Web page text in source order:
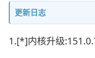
更新日志
1.[*]内核升级